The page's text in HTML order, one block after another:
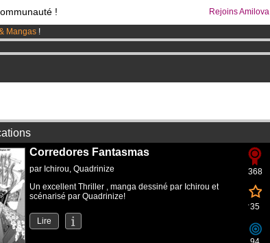
! Rejoins Amilova
Mangas !
eurospar mois !Clique ici pour t'abonner
lancé!.
368
35
Corredores Fantasmas
par Ichirou, Quadrinize
Un excellent Thriller , manga dessiné par Ichirou et
scénarisé par Quadrinize!
Lire